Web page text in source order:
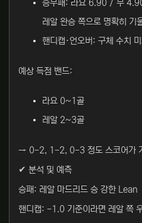
승무패: 라요 6.90 / 무
레알 완승 쪽으로 명확히 기
핸디캡·언오버: 구체 수치
예상 득점 밴드:
라요 0~1골
레알 2~3골
→ 0-2, 1-2, 0-3 정도 스코어가
✔ 분석 및 예측
승패: 레알 마드리드 승 강한 Lean
핸디캡: -1.0 기준이라면 레알 쪽